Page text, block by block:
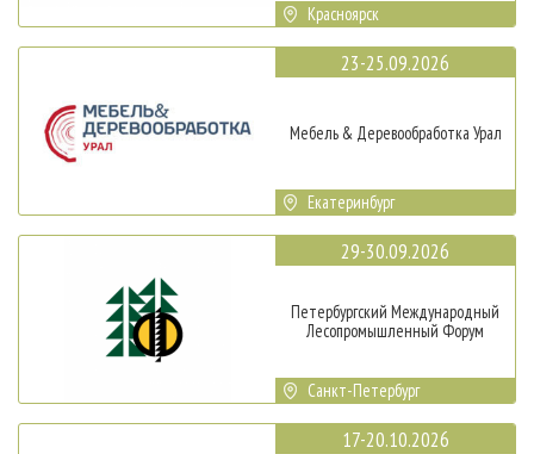
Красноярск
23-25.09.2026
Мебель & Деревообработка Урал
Екатеринбург
29-30.09.2026
Петербургский Международный
Лесопромышленный Форум
Санкт-Петербург
17-20.10.2026